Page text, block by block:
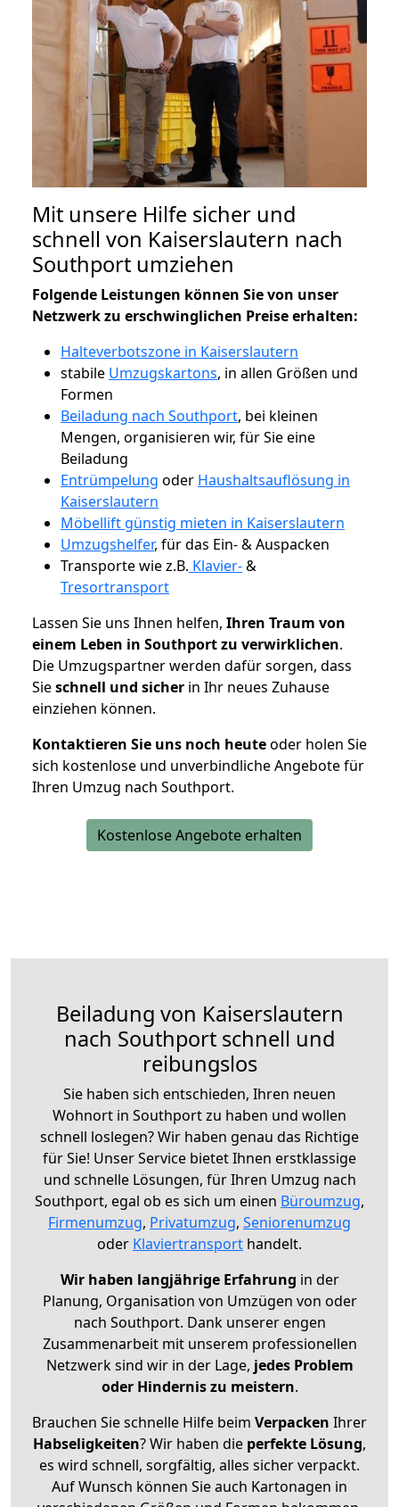
Mit unsere Hilfe sicher und
schnell von Kaiserslautern nach
Southport umziehen
Folgende Leistungen können Sie von unser
Netzwerk zu erschwinglichen Preise erhalten:
Halteverbotszone in Kaiserslautern
stabile Umzugskartons, in allen Größen und
Formen
Beiladung nach Southport, bei kleinen
Mengen, organisieren wir, für Sie eine
Beiladung
Entrümpelung oder Haushaltsauflösung in
Kaiserslautern
Möbellift günstig mieten in Kaiserslautern
Umzugshelfer, für das Ein- & Auspacken
Transporte wie z.B. Klavier-&
Tresortransport
Lassen Sie uns Ihnen helfen, Ihren Traum von
einem Leben in Southport zu verwirklichen.
Die Umzugspartner werden dafür sorgen, dass
Sieschnell und sicher in Ihr neues Zuhause
einziehen können.
Kontaktieren Sie uns noch heuteoder holen Sie
sich kostenlose und unverbindliche Angebote für
Ihren Umzug nach Southport.
Kostenlose Angebote erhalten
Beiladung von Kaiserslautern
nach Southport schnell und
reibungslos
Sie haben sich entschieden, Ihren neuen
Wohnort in Southport zu haben und wollen
schnell loslegen? Wir haben genau das Richtige
für Sie! Unser Service bietet Ihnen erstklassige
und schnelle Lösungen, für Ihren Umzug nach
Southport, egal ob es sich um einen Büroumzug,
Firmenumzug, Privatumzug, Seniorenumzug
oder Klaviertransport handelt.
Wir haben langjährige Erfahrung in der
Planung, Organisation von Umzügen von oder
nach Southport. Dank unserer engen
Zusammenarbeit mit unserem professionellen
Netzwerk sind wir in der Lage, jedes Problem
oder Hindernis zu meistern.
Brauchen Sie schnelle Hilfe beim Verpacken Ihrer
Habseligkeiten? Wir haben die perfekte Lösung,
es wird schnell, sorgfältig, alles sicher verpackt.
Auf Wunsch können Sie auch Kartonagen in